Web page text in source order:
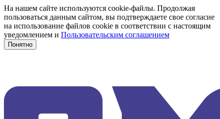
На нашем сайте используются cookie-файлы. Продолжая
пользоваться данным сайтом, вы подтверждаете свое согласие
на использование файлов cookie в соответствии с настоящим
уведомлением и Пользовательским соглашением
Понятно